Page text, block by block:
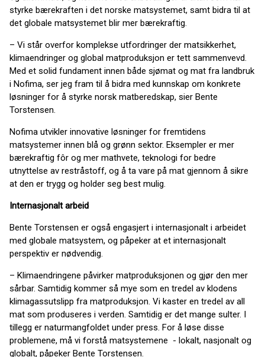
styrke bærekraften i det norske matsystemet, samt bidra til at
det globale matsystemet blir mer bærekraftig.
– Vi står overfor komplekse utfordringer der matsikkerhet,
klimaendringer og global matproduksjon er tett sammenvevd.
Med et solid fundament innen både sjømat og mat fra landbruk
i Nofima, ser jeg fram til å bidra med kunnskap om konkrete
løsninger for å styrke norsk matberedskap, sier Bente
Torstensen.
Nofima utvikler innovative løsninger for fremtidens
matsystemer innen blå og grønn sektor. Eksempler er mer
bærekraftig fôr og mer mathvete, teknologi for bedre
utnyttelse av restråstoff, og å ta vare på mat gjennom å sikre
at den er trygg og holder seg best mulig.
Internasjonalt arbeid
Bente Torstensen er også engasjert i internasjonalt i arbeidet
med globale matsystem, og påpeker at et internasjonalt
perspektiv er nødvendig.
– Klimaendringene påvirker matproduksjonen og gjør den mer
sårbar. Samtidig kommer så mye som en tredel av klodens
klimagassutslipp fra matproduksjon. Vi kaster en tredel av all
mat som produseres i verden. Samtidig er det mange sulter. I
tillegg er naturmangfoldet under press. For å løse disse
problemene, må vi forstå matsystemene - lokalt, nasjonalt og
globalt, påpeker Bente Torstensen.